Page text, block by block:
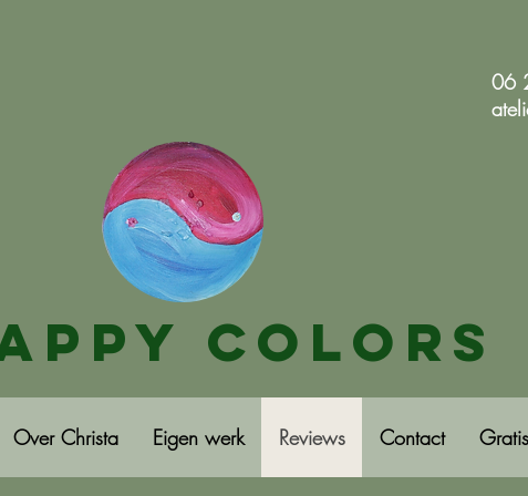
06
HAPPY
COLORS
Colors
Over Christa Eigen werk Reviews Contact